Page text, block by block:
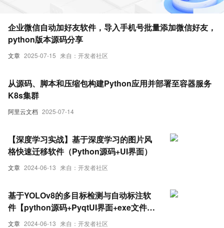
文章 2025-07-15 来自：开发者社区
企业微信自动加好友软件，导入手机号批量添加微信好友，
python版本源码分享
阿里云文档 2025-07-14
从源码、脚本和压缩包构建Python应用并部署至容器服务
K8s集群
文章 2024-06-13 来自：开发者社区
【深度学习实战】基于深度学习的图片风
格快速迁移软件（Python源码+UI界面）
文章 2024-06-13 来自：开发者社区
基于YOLOv8的多目标检测与自动标注软
件【python源码+PyqtUI界面+exe文件】
【深度学习】